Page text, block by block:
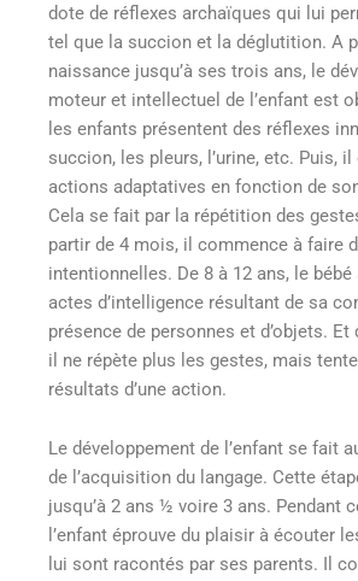
dote de réflexes archaïques qui lui
tel que la succion et la déglutition. A
naissance jusqu’à ses trois ans, le
moteur et intellectuel de l’enfant est
les enfants présentent des réflexes
succion, les pleurs, l’urine, etc. Puis,
actions adaptatives en fonction de
Cela se fait par la répétition des
partir de 4 mois, il commence à faire
intentionnelles. De 8 à 12 ans, le
actes d’intelligence résultant de sa
présence de personnes et d’objets. Et
il ne répète plus les gestes, mais
résultats d’une action.
Le développement de l’enfant se fait
de l’acquisition du langage. Cette
jusqu’à 2 ans ½ voire 3 ans. Pendant
l’enfant éprouve du plaisir à écouter
lui sont racontés par ses parents. Il